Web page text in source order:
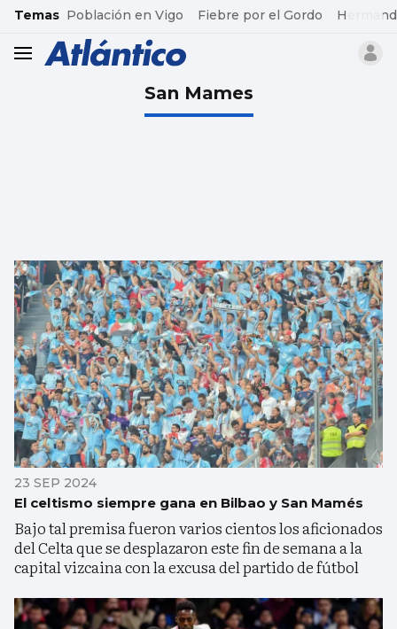
common.go-to-content
Temas Población en Vigo Fiebre por el Gordo
header.menu.open
San Mames
23 SEP 2024
El celtismo siempre gana en Bilbao y San Mamés
Bajo tal premisa fueron varios cientos los aficionados
del Celta que se desplazaron este fin de semana a la
capital vizcaina con la excusa del partido de fútbol